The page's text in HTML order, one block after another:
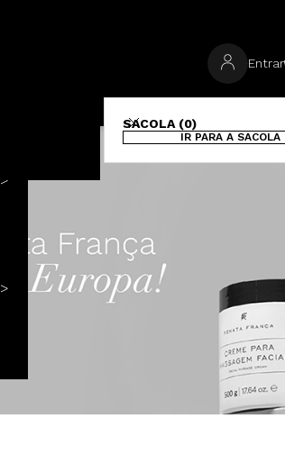
Entrar
SACOLA (0)
IR PARA A SACOLA